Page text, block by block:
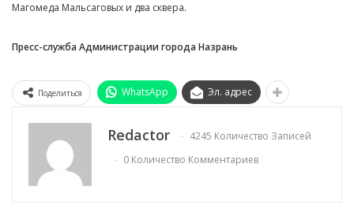
Магомеда Мальсаговых и два сквера.
Пресс-служба Администрации города Назрань
Поделиться WhatsApp Эл. адрес
Redactor
4245 Количество Записей
0 Количество Комментариев